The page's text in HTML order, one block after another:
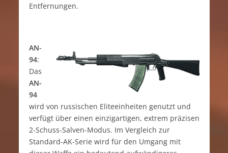
Entfernungen.
AN-
94:
Das
AN-
94
wird von russischen Eliteeinheiten genutzt und
verfügt über einen einzigartigen, extrem präzisen
2-Schuss-Salven-Modus. Im Vergleich zur
Standard-AK-Serie wird für den Umgang mit